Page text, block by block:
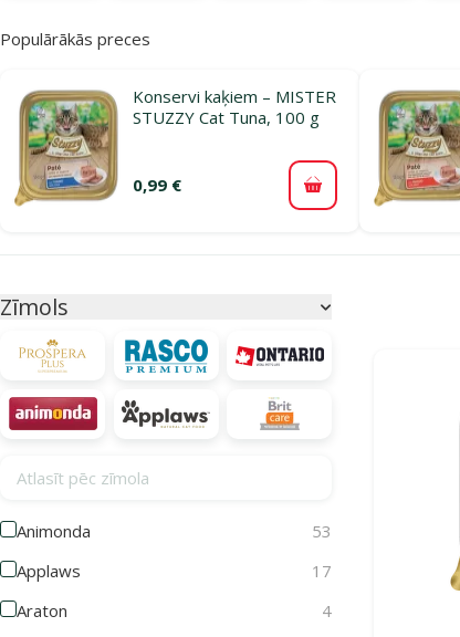
Populārākās preces
Konservi kaķiem – MISTER
STUZZY Cat Tuna, 100 g
0,99 € Pievienot grozam
Zīmols
Atlasīt pēc zīmola
Animonda
53
Applaws
17
Araton
4